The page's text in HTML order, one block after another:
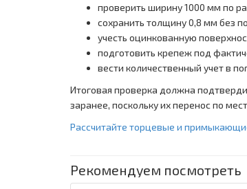
проверить ширину 1000 мм по
сохранить толщину 0,8 мм без
учесть оцинкованную
подготовить крепеж под
вести количественный учет в
Итоговая проверка должна
заранее, поскольку их перенос по
Рассчитайте торцевые и
Рекомендуем посмотреть